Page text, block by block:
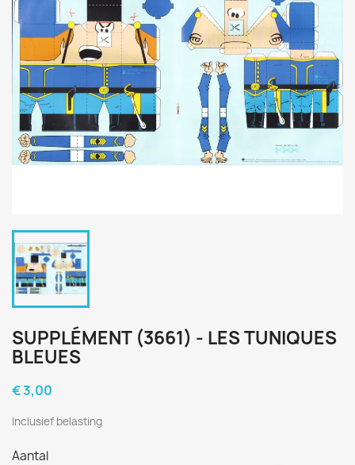
SUPPLÉMENT (3661) - LES TUNIQUES
BLEUES
€ 3,00
Inclusief belasting
Aantal